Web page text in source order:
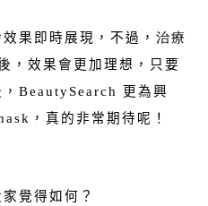
果即時展現，不過， 治療
，效果會更加理想，只要
BeautySearch
更為興
，真的非常期待呢！
覺得如何？